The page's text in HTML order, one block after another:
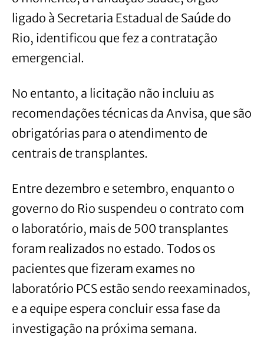
ligado à Secretaria Estadual de Saúde do
Rio, identificou que fez a contratação
emergencial.
No entanto, a licitação não incluiu as
recomendações técnicas da Anvisa, que são
obrigatórias para o atendimento de
centrais de transplantes.
Entre dezembro e setembro, enquanto o
governo do Rio suspendeu o contrato com
o laboratório, mais de 500 transplantes
foram realizados no estado. Todos os
pacientes que fizeram exames no
laboratório PCS estão sendo reexaminados,
e a equipe espera concluir essa fase da
investigação na próxima semana.